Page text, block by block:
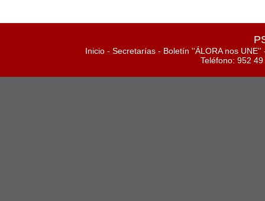
Inicio - Secretarías - Boletín ''ÁLORA nos UNE''
Teléfono: 952